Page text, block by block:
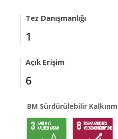
Tez Danışmanlığı
1
Açık Erişim
6
BM Sürdürülebilir